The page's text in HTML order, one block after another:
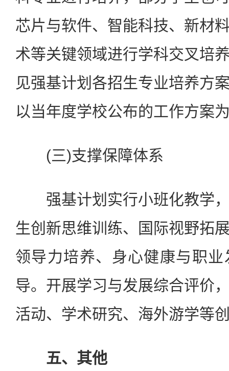
芯片与软件、智能科技、新材
术等关键领域进行学科交叉培
见强基计划各招生专业培养方
以当年度学校公布的工作方案
(三)支撑保障体系
强基计划实行小班化教学，
生创新思维训练、国际视野拓
领导力培养、身心健康与职
导。开展学习与发展综合评价
活动、学术研究、海外游学等
五、其他